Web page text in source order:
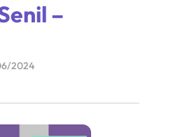
–
2024